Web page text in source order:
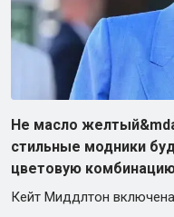
Не масло
стильные модники
цветовую
Кейт Миддлтон включена.